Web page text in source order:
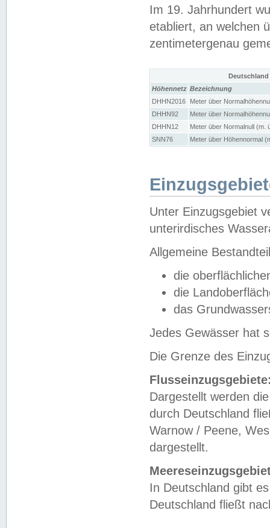
Im 19. Jahrhundert
etabliert, an welchen
zentimetergenau
Höhennetz Bezeichnung
DHHN2016
Meter über
DHHN92
Meter über
DHHN12
Meter über Normalnull (m.
SNN76
Meter über Höhennormal
Unter Einzugsgebiet
unterirdisches
Allgemeine
die
die
das
Jedes Gewässer hat
Die Grenze des
Dargestellt werden
durch Deutschland
Warnow / Peene,
dargestellt.
In Deutschland gibt
Deutschland fließt